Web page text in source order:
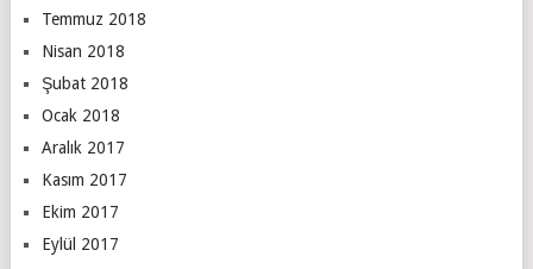
Temmuz 2018
Nisan 2018
Şubat 2018
Ocak 2018
Aralık 2017
Kasım 2017
Ekim 2017
Eylül 2017